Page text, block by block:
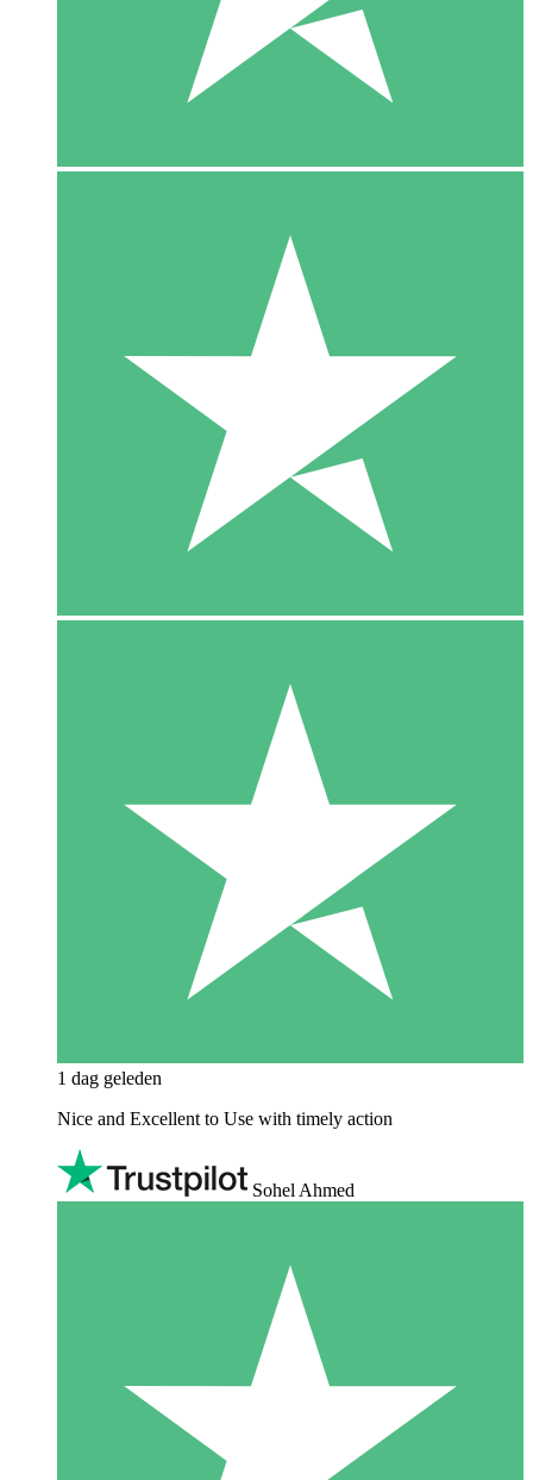
1 dag geleden
Nice and Excellent to Use with timely action
Sohel Ahmed